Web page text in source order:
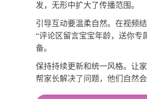
发，无形中扩大了传播范围。
引导互动要温柔自然。在视频
“评论区留言宝宝年龄，送你专
备。
保持持续更新和统一风格。让
帮家长解决了问题，他们自然